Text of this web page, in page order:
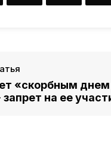
«скорбным
на ее